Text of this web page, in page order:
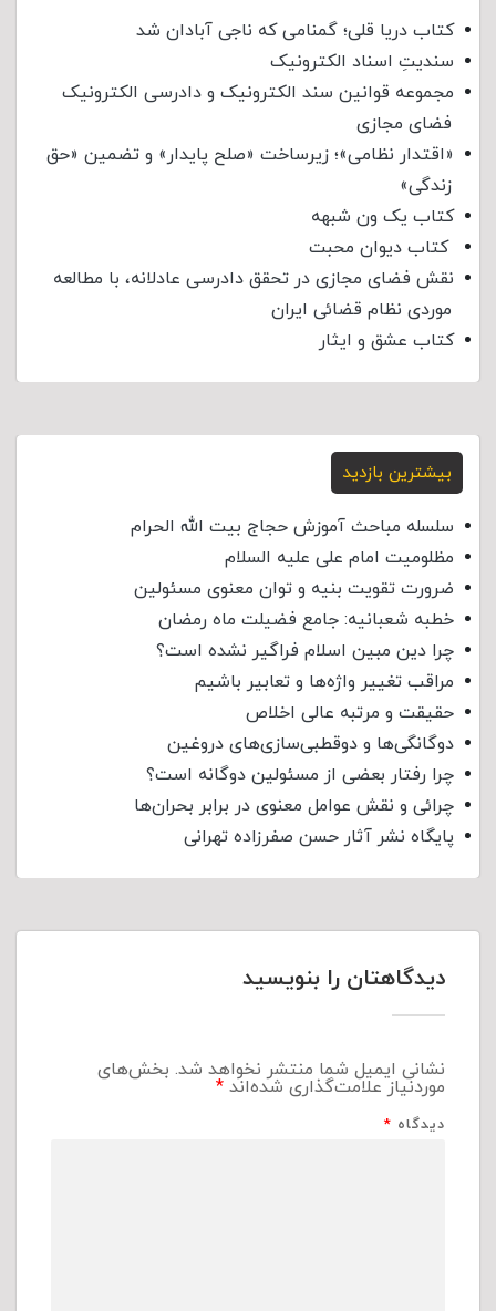
کتاب دریا قلی؛ گمنامی که ناجی آبادان شد
سندیتِ اسناد الکترونیک
مجموعه قوانین سند الکترونیک و دادرسی الکترونیک
فضای مجازی
«اقتدار نظامی»؛ زیرساخت «صلح پایدار» و تضمین «حق
زندگی»
کتاب یک ون شبهه
کتاب دیوان محبت
نقش فضای مجازی در تحقق دادرسی عادلانه، با مطالعه
موردی نظام قضائی ایران
کتاب عشق و ایثار
بیشترین بازدید
سلسله مباحث آموزش حجاج بیت الله الحرام
مظلومیت امام علی علیه السلام
ضرورت تقویت بنیه و توان معنوی مسئولین
خطبه شعبانیه: جامع فضیلت ماه رمضان
چرا دین مبین اسلام فراگیر نشده است؟
مراقب تغییر واژه‌ها و تعابیر باشیم
حقیقت و مرتبه عالی اخلاص
دوگانگی‌ها و دوقطبی‌سازی‌های دروغین
چرا رفتار بعضی از مسئولین دوگانه است؟
چرائی و نقش عوامل معنوی در برابر بحران‌ها
پایگاه نشر آثار حسن صفرزاده تهرانی
دیدگاهتان را بنویسید
نشانی ایمیل شما منتشر نخواهد شد. بخش‌های
موردنیاز علامت‌گذاری شده‌اند*
دیدگاه *